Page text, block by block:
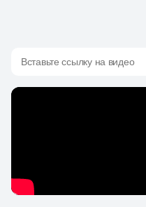
Вставьте ссылку на видео